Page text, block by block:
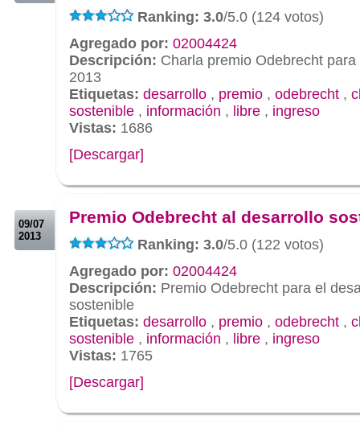
Ranking: 3.0/5.0 (124 votos)
Agregado por: 02004424
Descripción: Charla premio Odebrecht
2013
Etiquetas: desarrollo , premio , odebrecht ,
sostenible , información , libre , ingreso
Vistas: 1686
[Descargar]
09/07
2013
Premio Odebrecht al desarrollo
Ranking: 3.0/5.0 (122 votos)
Agregado por: 02004424
Descripción: Premio Odebrecht para el
sostenible
Etiquetas: desarrollo , premio , odebrecht ,
sostenible , información , libre , ingreso
Vistas: 1765
[Descargar]